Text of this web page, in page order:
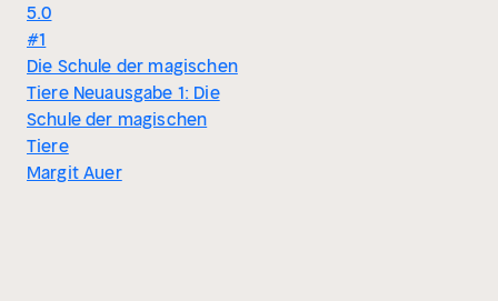
5.0
#1
Die Schule der magischen
Tiere Neuausgabe 1: Die
Schule der magischen
Tiere
Margit Auer